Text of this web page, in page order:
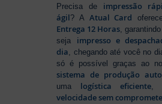
Precisa de impressão
ágil? A Atual Card
Entrega 12 Horas,
seja impresso e
dia, chegando até você no
só é possível graças ao
sistema de produção
uma logística eficiente,
velocidade sem